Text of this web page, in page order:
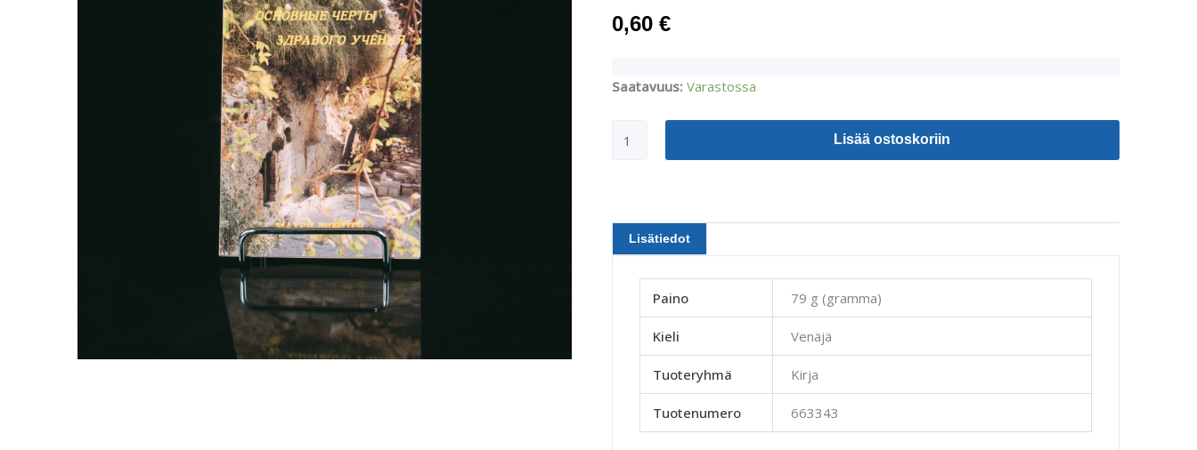
0,60 €
Saatavuus: Varastossa
Mauri
opin
määrä
Lisää ostoskoriin
Lisätiedot
Paino 79 g (gramma)
Kieli Venäjä
Tuoteryhmä Kirja
Tuotenumero 663343